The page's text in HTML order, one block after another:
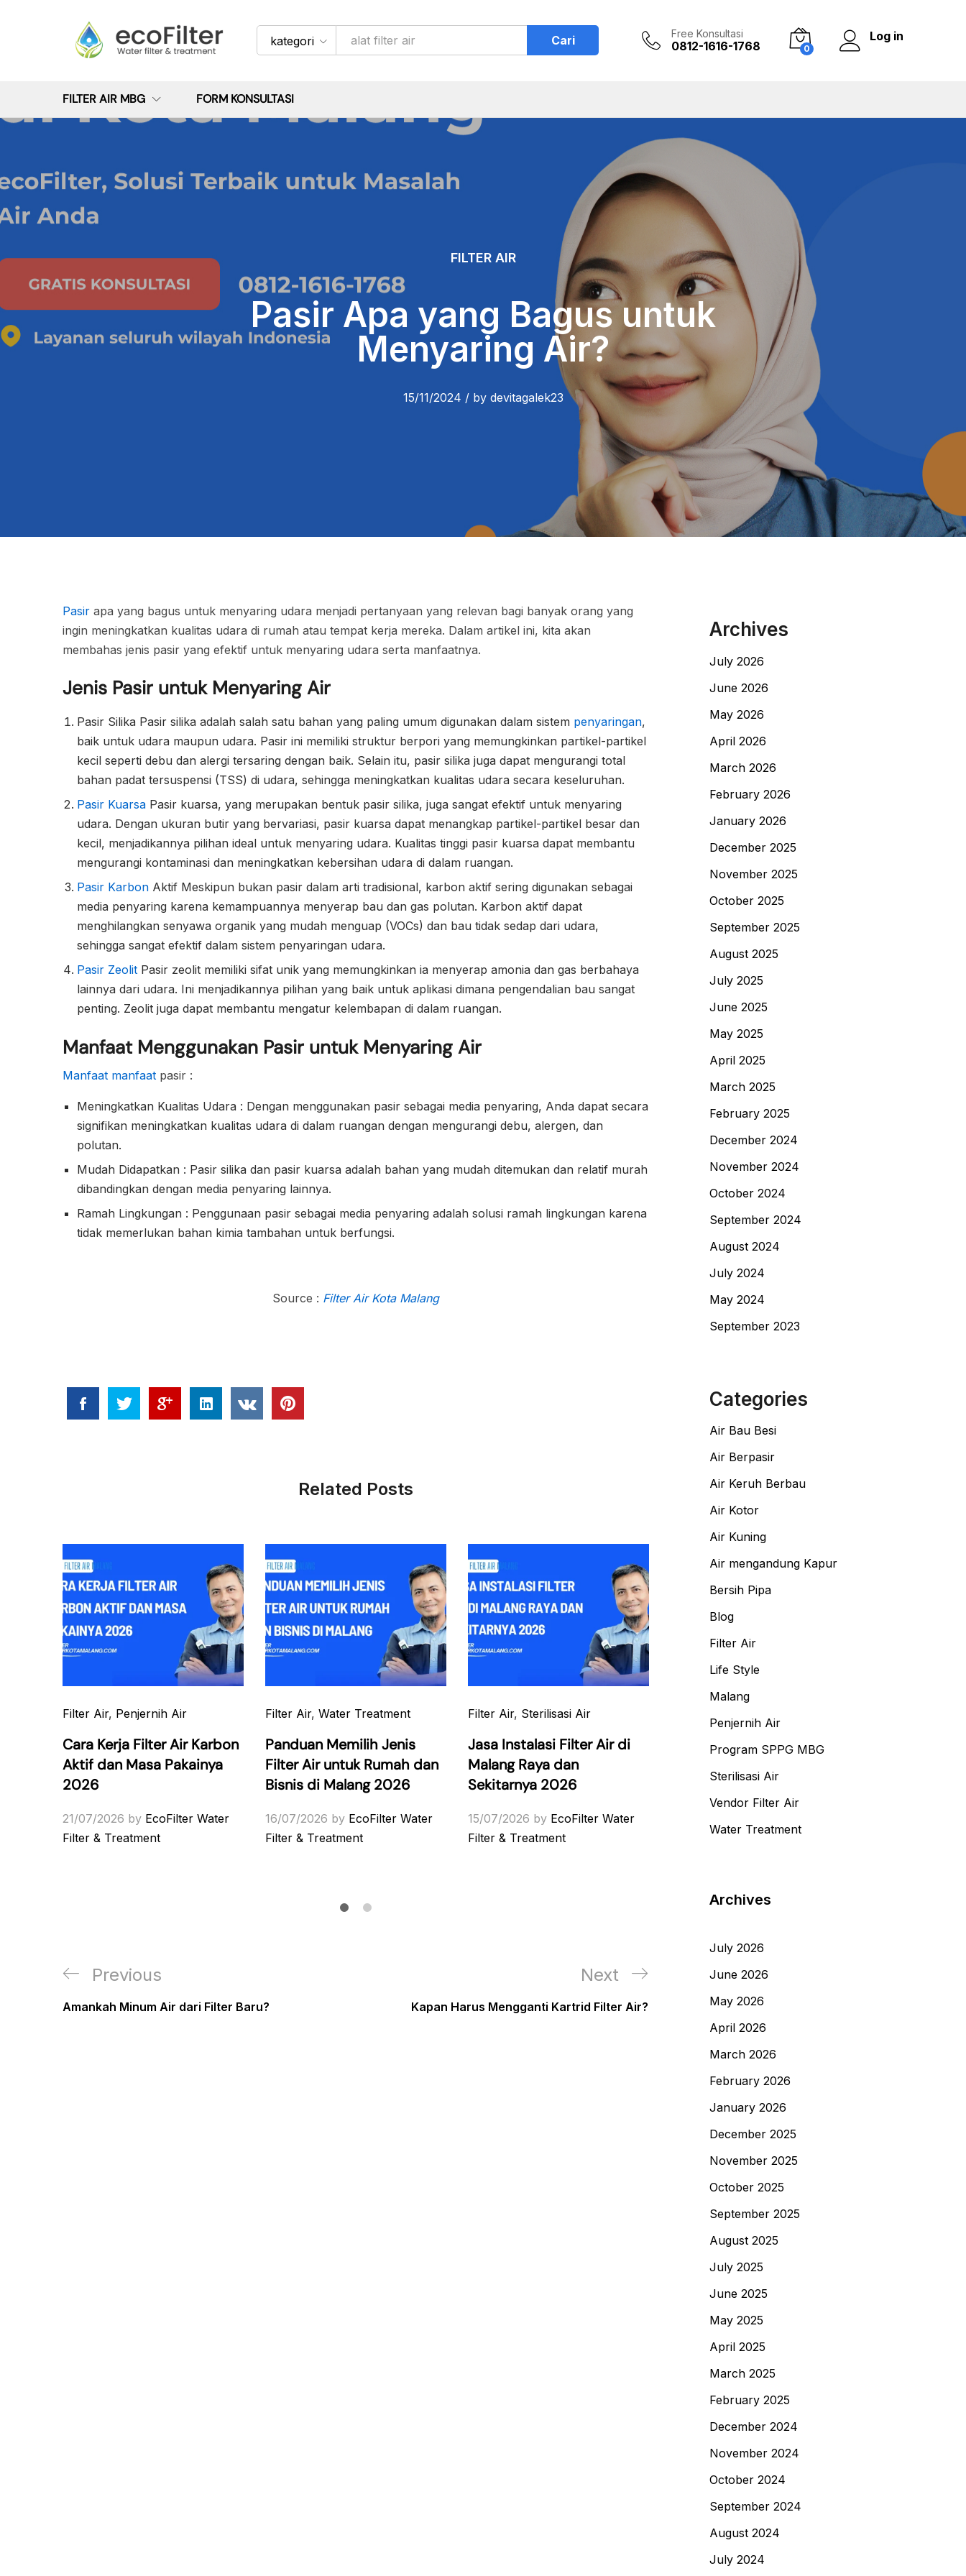
kategori Cari Free Konsultasi
0812-1616-1768 0
Log in
FILTER AIR MBG FORM KONSULTASI
FILTER AIR
Pasir Apa yang Bagus untuk
Menyaring Air?
15/11/2024 /by devitagalek23
Pasir apa yang bagus untuk menyaring udara menjadi pertanyaan yang relevan bagi banyak orang yang
ingin meningkatkan kualitas udara di rumah atau tempat kerja mereka. Dalam artikel ini, kita akan
membahas jenis pasir yang efektif untuk menyaring udara serta manfaatnya.
Jenis Pasir untuk Menyaring Air
Pasir Silika Pasir silika adalah salah satu bahan yang paling umum digunakan dalam sistem penyaringan,
baik untuk udara maupun udara. Pasir ini memiliki struktur berpori yang memungkinkan partikel-partikel
kecil seperti debu dan alergi tersaring dengan baik. Selain itu, pasir silika juga dapat mengurangi total
bahan padat tersuspensi (TSS) di udara, sehingga meningkatkan kualitas udara secara keseluruhan.
Pasir Kuarsa Pasir kuarsa, yang merupakan bentuk pasir silika, juga sangat efektif untuk menyaring
udara. Dengan ukuran butir yang bervariasi, pasir kuarsa dapat menangkap partikel-partikel besar dan
kecil, menjadikannya pilihan ideal untuk menyaring udara. Kualitas tinggi pasir kuarsa dapat membantu
mengurangi kontaminasi dan meningkatkan kebersihan udara di dalam ruangan.
Pasir Karbon Aktif Meskipun bukan pasir dalam arti tradisional, karbon aktif sering digunakan sebagai
media penyaring karena kemampuannya menyerap bau dan gas polutan. Karbon aktif dapat
menghilangkan senyawa organik yang mudah menguap (VOCs) dan bau tidak sedap dari udara,
sehingga sangat efektif dalam sistem penyaringan udara.
Pasir Zeolit ​​Pasir zeolit ​​memiliki sifat unik yang memungkinkan ia menyerap amonia dan gas berbahaya
lainnya dari udara. Ini menjadikannya pilihan yang baik untuk aplikasi dimana pengendalian bau sangat
penting. Zeolit ​​juga dapat membantu mengatur kelembapan di dalam ruangan.
Manfaat Menggunakan Pasir untuk Menyaring Air
Manfaat manfaat pasir :
Meningkatkan Kualitas Udara : Dengan menggunakan pasir sebagai media penyaring, Anda dapat secara
signifikan meningkatkan kualitas udara di dalam ruangan dengan mengurangi debu, alergen, dan
polutan.
Mudah Didapatkan : Pasir silika dan pasir kuarsa adalah bahan yang mudah ditemukan dan relatif murah
dibandingkan dengan media penyaring lainnya.
Ramah Lingkungan : Penggunaan pasir sebagai media penyaring adalah solusi ramah lingkungan karena
tidak memerlukan bahan kimia tambahan untuk berfungsi.
Source : Filter Air Kota Malang
Related Posts
Filter Air, Penjernih Air
Cara Kerja Filter Air Karbon
Aktif dan Masa Pakainya
2026
21/07/2026 by EcoFilter Water
Filter & Treatment
Filter Air, Water Treatment
Panduan Memilih Jenis
Filter Air untuk Rumah dan
Bisnis di Malang 2026
16/07/2026 by EcoFilter Water
Filter & Treatment
Filter Air, Sterilisasi Air
Jasa Instalasi Filter Air di
Malang Raya dan
Sekitarnya 2026
15/07/2026 by EcoFilter Water
Filter & Treatment
Filter Air Kuning Malang
Rp 3,2 Juta!
Filter & Treatment
Post
navigation
Previous
Post
Previous
Amankah Minum Air dari Filter Baru?
Next
Post
Next
Kapan Harus Mengganti Kartrid Filter Air?
Archives
July 2026
June 2026
May 2026
April 2026
March 2026
February 2026
January 2026
December 2025
November 2025
October 2025
September 2025
August 2025
July 2025
June 2025
May 2025
April 2025
March 2025
February 2025
December 2024
November 2024
October 2024
September 2024
August 2024
July 2024
May 2024
September 2023
Categories
Air Bau Besi
Air Berpasir
Air Keruh Berbau
Air Kotor
Air Kuning
Air mengandung Kapur
Bersih Pipa
Blog
Filter Air
Life Style
Malang
Penjernih Air
Program SPPG MBG
Sterilisasi Air
Vendor Filter Air
Water Treatment
Archives
July 2026
June 2026
May 2026
April 2026
March 2026
February 2026
January 2026
December 2025
November 2025
October 2025
September 2025
August 2025
July 2025
June 2025
May 2025
April 2025
March 2025
February 2025
December 2024
November 2024
October 2024
September 2024
August 2024
July 2024